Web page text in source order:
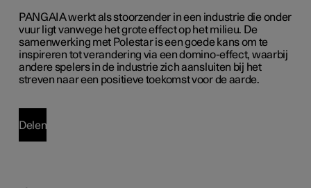
PANGAIA werkt als stoorzender in een industrie die onder
vuur ligt vanwege het grote effect op het milieu. De
samenwerking met Polestar is een goede kans om te
inspireren tot verandering via een domino-effect, waarbij
andere spelers in de industrie zich aansluiten bij het
streven naar een positieve toekomst voor de aarde.
Delen